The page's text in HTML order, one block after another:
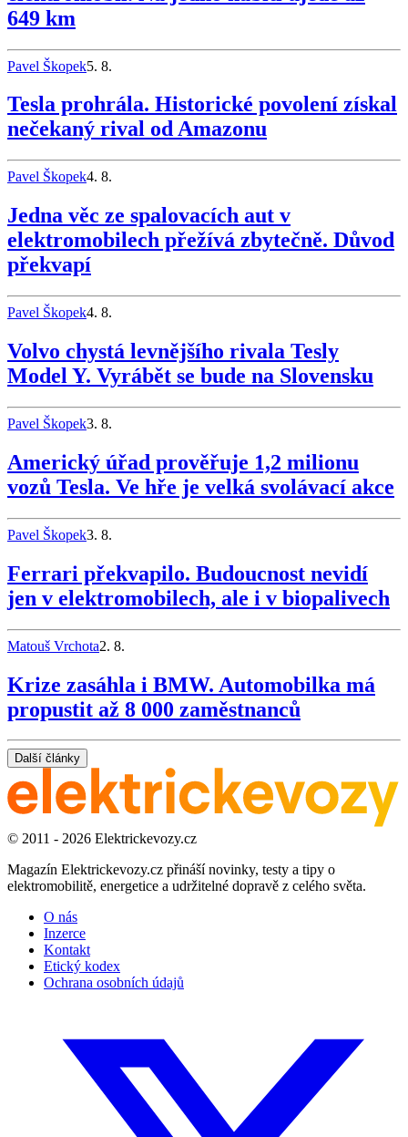
649 km
Pavel Škopek5. 8.
Tesla prohrála. Historické povolení získal
nečekaný rival od Amazonu
Pavel Škopek4. 8.
Jedna věc ze spalovacích aut v
elektromobilech přežívá zbytečně. Důvod
překvapí
Pavel Škopek4. 8.
Volvo chystá levnějšího rivala Tesly
Model Y. Vyrábět se bude na Slovensku
Pavel Škopek3. 8.
Americký úřad prověřuje 1,2 milionu
vozů Tesla. Ve hře je velká svolávací akce
Pavel Škopek3. 8.
Ferrari překvapilo. Budoucnost nevidí
jen v elektromobilech, ale i v biopalivech
Matouš Vrchota2. 8.
Krize zasáhla i BMW. Automobilka má
propustit až 8 000 zaměstnanců
Další články
© 2011 - 2026 Elektrickevozy.cz
Magazín Elektrickevozy.cz přináší novinky, testy a tipy o
elektromobilitě, energetice a udržitelné dopravě z celého světa.
O nás
Inzerce
Kontakt
Etický kodex
Ochrana osobních údajů